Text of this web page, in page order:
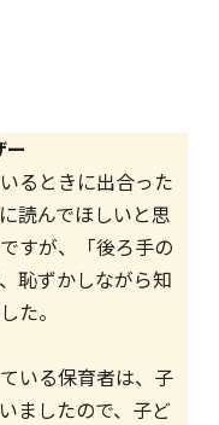
るときに出合った
読んでほしいと思
すが、「後ろ手の
恥ずかしながら知
た。
いる保育者は、子
ましたので、子ど